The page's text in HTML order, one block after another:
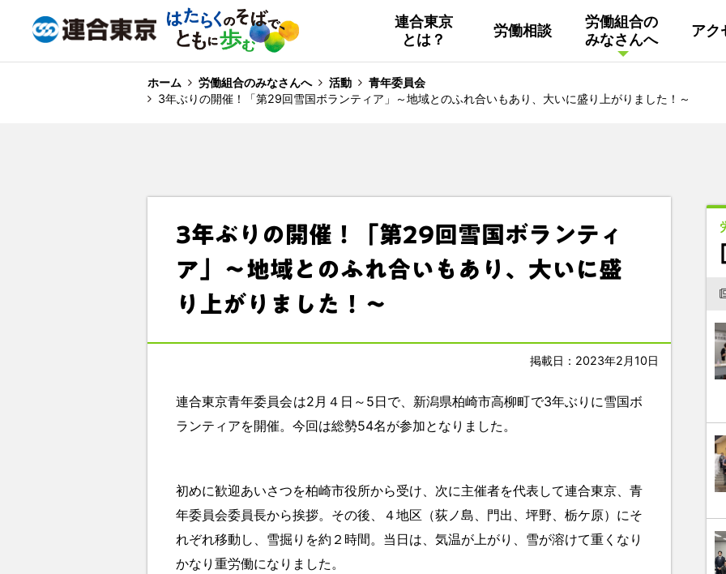
連合東京
とは？
組織概要
労働相談
労働組合の
みなさんへ
活動
アク
連合東京
Facebook
ホーム 労働組合のみなさんへ 活動
青年委員会
3年ぶりの開催！「第29回雪国ボランティア」～地域とのふれ合いもあり、大いに盛り上がりました！～
3年ぶりの開催！「第29回雪国ボランティ
ア」～地域とのふれ合いもあり、大いに盛
り上がりました！～
掲載日：2023年2月10日
連合東京青年委員会は2月４日～5日で、新潟県柏崎市高柳町で3年ぶりに雪国ボ
ランティアを開催。今回は総勢54名が参加となりました。
初めに歓迎あいさつを柏崎市役所から受け、次に主催者を代表して連合東京、青
年委員会委員長から挨拶。その後、４地区（荻ノ島、門出、坪野、栃ケ原）にそ
れぞれ移動し、雪掘りを約２時間。当日は、気温が上がり、雪が溶けて重くなり
かなり重労働になりました。